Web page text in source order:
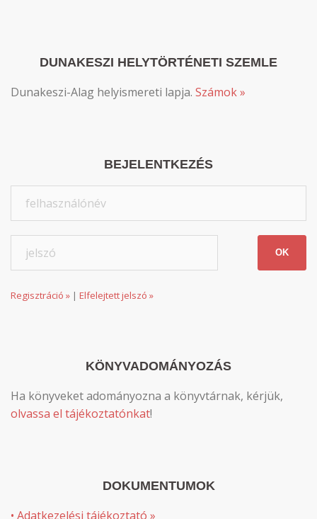
DUNAKESZI HELYTÖRTÉNETI SZEMLE
Dunakeszi-Alag helyismereti lapja. Számok »
BEJELENTKEZÉS
Regisztráció » | Elfelejtett jelszó »
KÖNYVADOMÁNYOZÁS
Ha könyveket adományozna a könyvtárnak, kérjük,
olvassa el tájékoztatónkat!
DOKUMENTUMOK
• Adatkezelési tájékoztató »